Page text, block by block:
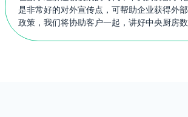
是非常好的对外宣传点，可帮助企业获得外
政策，我们将协助客户一起，讲好中央厨房